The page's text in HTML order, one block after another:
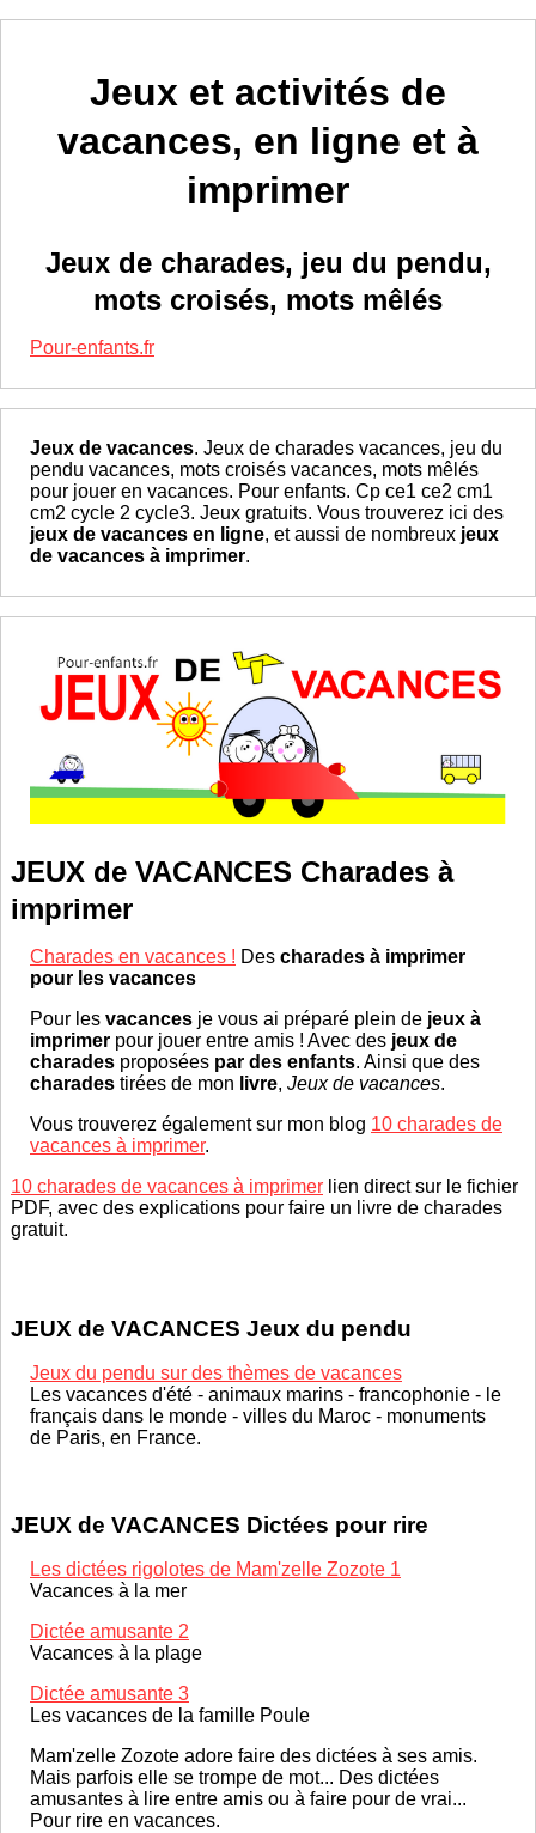
Jeux et activités de
vacances, en ligne et à
imprimer
Jeux de charades, jeu du pendu,
mots croisés, mots mêlés
Pour-enfants.fr
Jeux de vacances. Jeux de charades vacances, jeu du
pendu vacances, mots croisés vacances, mots mêlés
pour jouer en vacances. Pour enfants. Cp ce1 ce2 cm1
cm2 cycle 2 cycle3. Jeux gratuits. Vous trouverez ici des
jeux de vacances en ligne, et aussi de nombreux jeux
de vacances à imprimer.
JEUX de VACANCES Charades à
imprimer
Charades en vacances ! Des charades à imprimer
pour les vacances
Pour les vacances je vous ai préparé plein de jeux à
imprimer pour jouer entre amis ! Avec des jeux de
charades proposées par des enfants. Ainsi que des
charades tirées de mon livre, Jeux de vacances.
Vous trouverez également sur mon blog 10 charades de
vacances à imprimer.
10 charades de vacances à imprimer lien direct sur le fichier
PDF, avec des explications pour faire un livre de charades
gratuit.
JEUX de VACANCES Jeux du pendu
Jeux du pendu sur des thèmes de vacances
Les vacances d'été - animaux marins - francophonie - le
français dans le monde - villes du Maroc - monuments
de Paris, en France.
JEUX de VACANCES Dictées pour rire
Les dictées rigolotes de Mam'zelle Zozote 1
Vacances à la mer
Dictée amusante 2
Vacances à la plage
Dictée amusante 3
Les vacances de la famille Poule
Mam'zelle Zozote adore faire des dictées à ses amis.
Mais parfois elle se trompe de mot... Des dictées
amusantes à lire entre amis ou à faire pour de vrai...
Pour rire en vacances.